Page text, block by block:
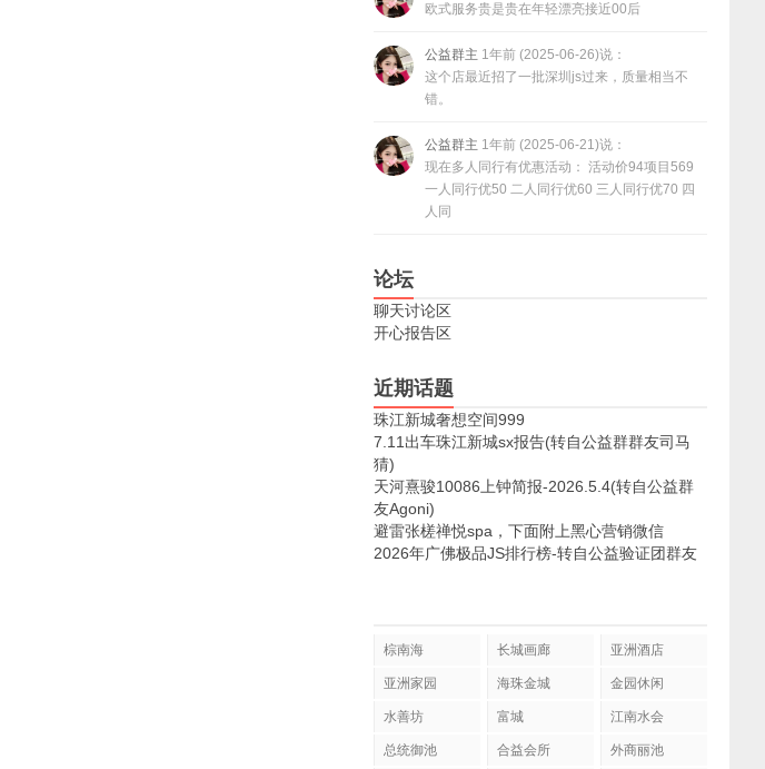
欧式服务贵是贵在年轻漂亮接近00后
公益群主 1年前 (2025-06-26)说：
这个店最近招了一批深圳js过来，质量相当不
错。
公益群主 1年前 (2025-06-21)说：
现在多人同行有优惠活动： 活动价94项目569
一人同行优50 二人同行优60 三人同行优70 四
人同
论坛
聊天讨论区
开心报告区
近期话题
珠江新城奢想空间999
7.11出车珠江新城sx报告(转自公益群群友司马
猜)
天河熹骏10086上钟简报-2026.5.4(转自公益群
友Agoni)
避雷张槎禅悦spa，下面附上黑心营销微信
2026年广佛极品JS排行榜-转自公益验证团群友
棕南海 长城画廊 亚洲酒店
亚洲家园 海珠金城 金园休闲
水善坊 富城 江南水会
总统御池 合益会所 外商丽池